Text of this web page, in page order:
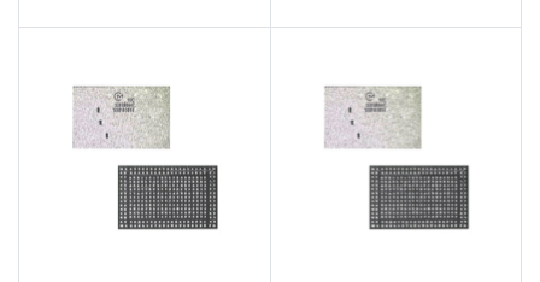
Vệ sinh máy miễn phí
Thời gian lấy máy 1 - 2 giờ
Tư vấn giải đáp rõ ràng
thay IC WiFi
Tùy ý lựa chọn IC WiFi thay
Bảo hành 3 - 6 tháng
Liên hệ Liên hệ
Vệ sinh máy miễn phí
Thời gian lấy máy 1 - 2 giờ
Xem trực tiếp quá trình
thay IC WiFi
Tùy ý lựa chọn IC WiFi thay
Bảo hành 3 - 6 tháng